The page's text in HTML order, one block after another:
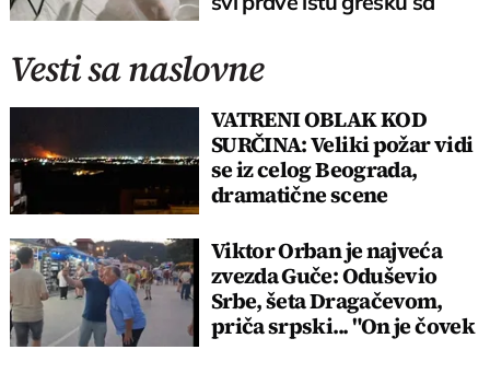
Vesti sa naslovne
VATRENI OBLAK KOD
SURČINA: Veliki požar vidi
se iz celog Beograda,
dramatične scene
Viktor Orban je najveća
zvezda Guče: Oduševio
Srbe, šeta Dragačevom,
priča srpski... "On je čovek